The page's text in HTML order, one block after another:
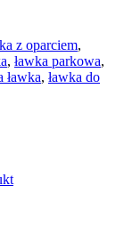
z oparciem,
, ławka parkowa,
ławka, ławka do